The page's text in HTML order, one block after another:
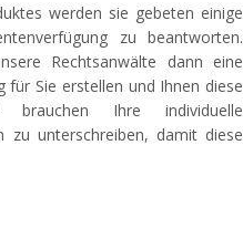
werden sie gebeten einige
zu beantworten.
Rechtsanwälte dann eine
Sie erstellen und Ihnen diese
brauchen Ihre individuelle
zu unterschreiben, damit diese